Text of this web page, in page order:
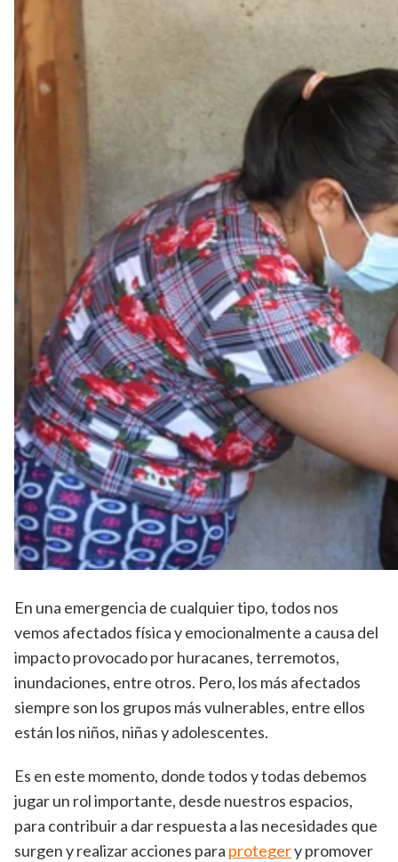
En una emergencia de cualquier tipo, todos nos
vemos afectados física y emocionalmente a causa del
impacto provocado por huracanes, terremotos,
inundaciones, entre otros. Pero, los más afectados
siempre son los grupos más vulnerables, entre ellos
están los niños, niñas y adolescentes.
Es en este momento, donde todos y todas debemos
jugar un rol importante, desde nuestros espacios,
para contribuir a dar respuesta a las necesidades que
surgen y realizar acciones para protegery promover